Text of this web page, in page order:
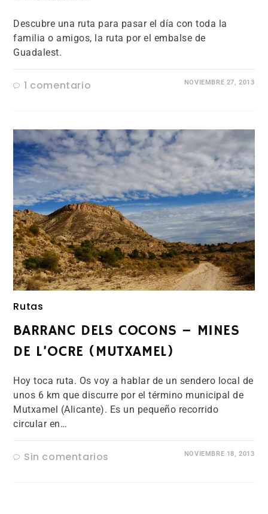
Descubre una ruta para pasar el día con toda la
familia o amigos, la ruta por el embalse de
Guadalest.
1 comentario NOVIEMBRE 27, 2013
Rutas
BARRANC DELS COCONS – MINES
DE L’OCRE (MUTXAMEL)
Hoy toca ruta. Os voy a hablar de un sendero local de
unos 6 km que discurre por el término municipal de
Mutxamel (Alicante). Es un pequeño recorrido
circular en…
Sin comentarios NOVIEMBRE 18, 2013